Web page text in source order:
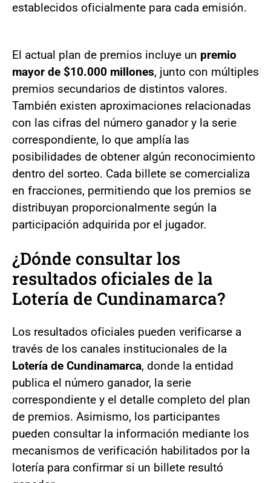
establecidos oficialmente para cada emisión.
El actual plan de premios incluye un premio
mayor de $10.000 millones, junto con múltiples
premios secundarios de distintos valores.
También existen aproximaciones relacionadas
con las cifras del número ganador y la serie
correspondiente, lo que amplía las
posibilidades de obtener algún reconocimiento
dentro del sorteo. Cada billete se comercializa
en fracciones, permitiendo que los premios se
distribuyan proporcionalmente según la
participación adquirida por el jugador.
¿Dónde consultar los
resultados oficiales de la
Lotería de Cundinamarca?
Los resultados oficiales pueden verificarse a
través de los canales institucionales de la
Lotería de Cundinamarca, donde la entidad
publica el número ganador, la serie
correspondiente y el detalle completo del plan
de premios. Asimismo, los participantes
pueden consultar la información mediante los
mecanismos de verificación habilitados por la
lotería para confirmar si un billete resultó